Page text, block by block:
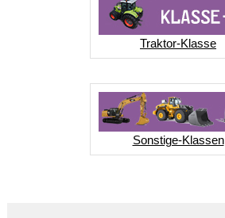
Traktor-Klasse
Sonstige-Klassen